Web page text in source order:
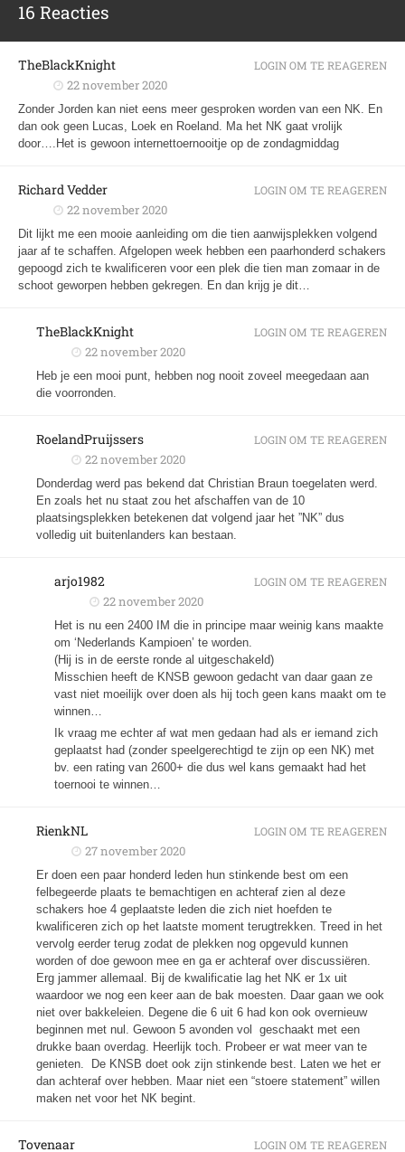
16 Reacties
TheBlackKnight
22 november 2020
Zonder Jorden kan niet eens meer gesproken worden van een NK. En
dan ook geen Lucas, Loek en Roeland. Ma het NK gaat vrolijk
door….Het is gewoon internettoernooitje op de zondagmiddag
LOGIN OM TE REAGEREN
Richard Vedder
22 november 2020
Dit lijkt me een mooie aanleiding om die tien aanwijsplekken volgend
jaar af te schaffen. Afgelopen week hebben een paarhonderd schakers
gepoogd zich te kwalificeren voor een plek die tien man zomaar in de
schoot geworpen hebben gekregen. En dan krijg je dit…
LOGIN OM TE REAGEREN
TheBlackKnight
22 november 2020
Heb je een mooi punt, hebben nog nooit zoveel meegedaan aan
die voorronden.
LOGIN OM TE REAGEREN
RoelandPruijssers
22 november 2020
Donderdag werd pas bekend dat Christian Braun toegelaten werd.
En zoals het nu staat zou het afschaffen van de 10
plaatsingsplekken betekenen dat volgend jaar het ”NK” dus
volledig uit buitenlanders kan bestaan.
LOGIN OM TE REAGEREN
arjo1982
22 november 2020
Het is nu een 2400 IM die in principe maar weinig kans maakte
om ‘Nederlands Kampioen’ te worden.
(Hij is in de eerste ronde al uitgeschakeld)
Misschien heeft de KNSB gewoon gedacht van daar gaan ze
vast niet moeilijk over doen als hij toch geen kans maakt om te
winnen…
Ik vraag me echter af wat men gedaan had als er iemand zich
geplaatst had (zonder speelgerechtigd te zijn op een NK) met
bv. een rating van 2600+ die dus wel kans gemaakt had het
toernooi te winnen…
LOGIN OM TE REAGEREN
RienkNL
27 november 2020
Er doen een paar honderd leden hun stinkende best om een
felbegeerde plaats te bemachtigen en achteraf zien al deze
schakers hoe 4 geplaatste leden die zich niet hoefden te
kwalificeren zich op het laatste moment terugtrekken. Treed in het
vervolg eerder terug zodat de plekken nog opgevuld kunnen
worden of doe gewoon mee en ga er achteraf over discussiëren.
Erg jammer allemaal. Bij de kwalificatie lag het NK er 1x uit
waardoor we nog een keer aan de bak moesten. Daar gaan we ook
niet over bakkeleien. Degene die 6 uit 6 had kon ook overnieuw
beginnen met nul. Gewoon 5 avonden vol geschaakt met een
drukke baan overdag. Heerlijk toch. Probeer er wat meer van te
genieten. De KNSB doet ook zijn stinkende best. Laten we het er
dan achteraf over hebben. Maar niet een “stoere statement” willen
maken net voor het NK begint.
LOGIN OM TE REAGEREN
Tovenaar LOGIN OM TE REAGEREN